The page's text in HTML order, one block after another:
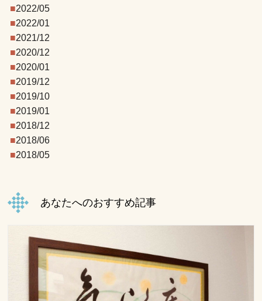
2022/05
2022/01
2021/12
2020/12
2020/01
2019/12
2019/10
2019/01
2018/12
2018/06
2018/05
あなたへのおすすめ記事